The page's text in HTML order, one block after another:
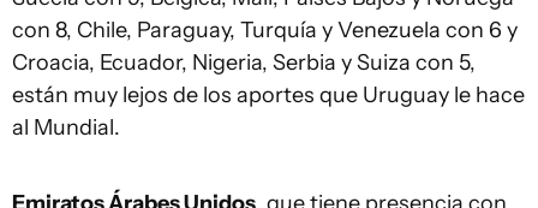
con 8, Chile, Paraguay, Turquía y Venezuela con 6 y
Croacia, Ecuador, Nigeria, Serbia y Suiza con 5,
están muy lejos de los aportes que Uruguay le hace
al Mundial.